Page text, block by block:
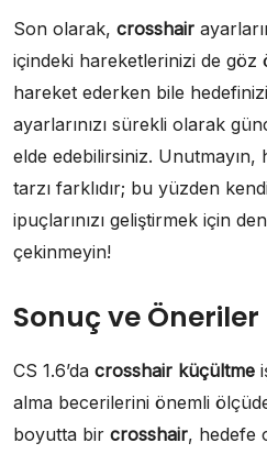
Son olarak, crosshair
içindeki hareketlerinizi de göz
hareket ederken bile
ayarlarınızı sürekli olarak
elde edebilirsiniz.
tarzı farklıdır; bu yüzden
ipuçlarınızı geliştirmek için
çekinmeyin!
Sonuç ve Öneriler
CS 1.6’da crosshair küçültme
alma becerilerini önemli
boyutta bir crosshair, hedefe